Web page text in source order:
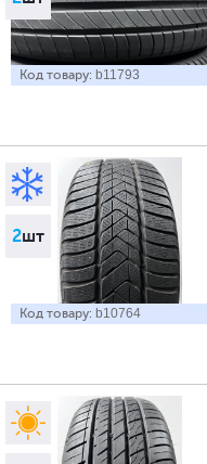
Код товару: b11793
2шт
Код товару: b10764